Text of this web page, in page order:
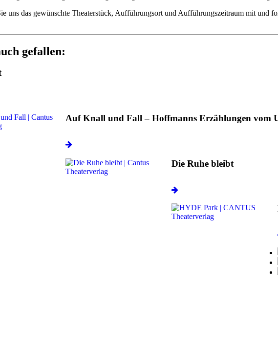
uns das gewünschte Theaterstück, Aufführungsort und Aufführungszeitraum mit und
gefallen:
Auf Knall und Fall – Hoffmanns Erzählungen vom
Die Ruhe bleibt